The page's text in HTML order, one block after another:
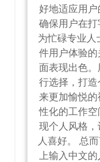
好地适应用
确保用户在
为忙碌专业
件用户体验
面表现出色
行选择，打
来更加愉悦
性化的工作
现个人风格
人喜好。 总
上输入中文